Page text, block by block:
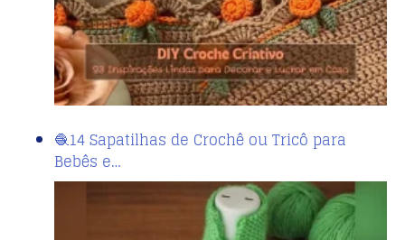
🧶14 Sapatilhas de Crochê ou Tricô para
Bebês e…